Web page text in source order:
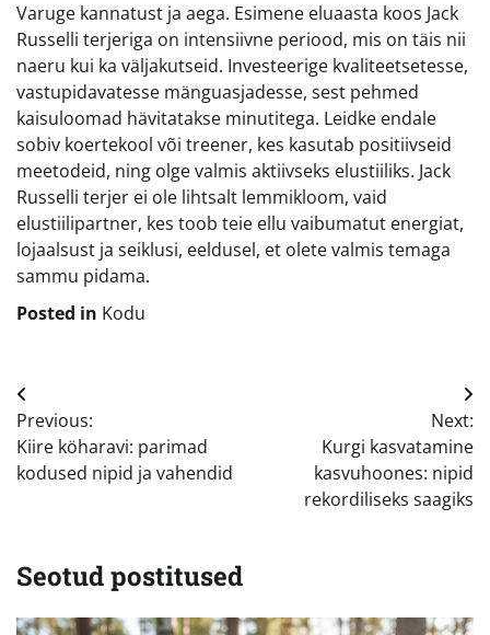
Varuge kannatust ja aega. Esimene eluaasta koos Jack
Russelli terjeriga on intensiivne periood, mis on täis nii
naeru kui ka väljakutseid. Investeerige kvaliteetsetesse,
vastupidavatesse mänguasjadesse, sest pehmed
kaisuloomad hävitatakse minutitega. Leidke endale
sobiv koertekool või treener, kes kasutab positiivseid
meetodeid, ning olge valmis aktiivseks elustiiliks. Jack
Russelli terjer ei ole lihtsalt lemmikloom, vaid
elustiilipartner, kes toob teie ellu vaibumatut energiat,
lojaalsust ja seiklusi, eeldusel, et olete valmis temaga
sammu pidama.
Posted in Kodu
Navigeerimine
Previous:
Kiire köharavi: parimad
kodused nipid ja vahendid
Next:
Kurgi kasvatamine
kasvuhoones: nipid
rekordiliseks saagiks
Seotud postitused